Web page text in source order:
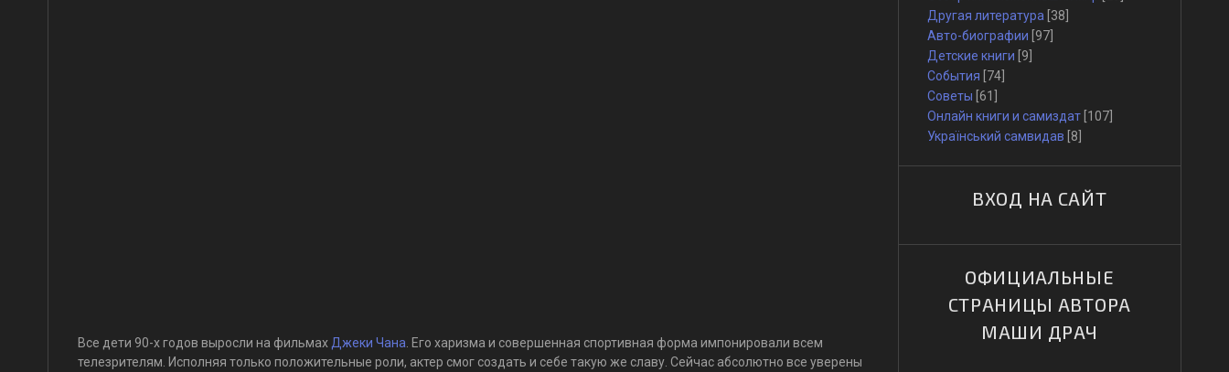
Все дети 90-х годов выросли на фильмах Джеки Чана . Его харизма и совершенная спортивная форма импонировали всем
телезрителям. Исполняя только положительные роли, актер смог создать и себе такую же славу. Сейчас абсолютно все уверены
Другая литература [38]
Авто-биографии [97]
Детские книги [9]
События [74]
Советы [61]
Онлайн книги и самиздат [107]
Український самвидав [8]
ВХОД НА САЙТ
ОФИЦИАЛЬНЫЕ
СТРАНИЦЫ АВТОРА
МАШИ ДРАЧ